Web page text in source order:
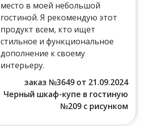
место в моей небольшой
гостиной. Я рекомендую этот
продукт всем, кто ищет
стильное и функциональное
дополнение к своему
интерьеру.
заказ №3649 от 21.09.2024
Черный шкаф-купе в гостиную
№209 с рисунком